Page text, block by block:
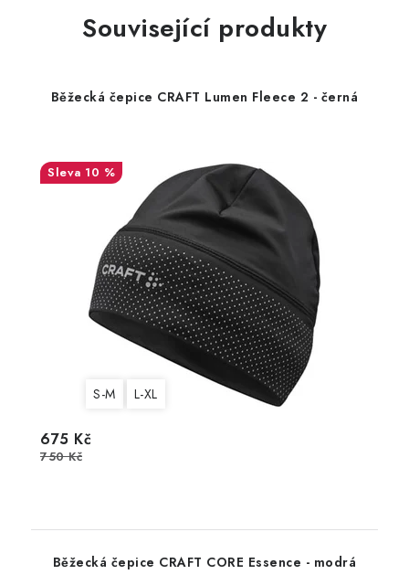
Související produkty
Běžecká čepice CRAFT Lumen Fleece 2 - černá
10 %
S-M L-XL
675 Kč
750 Kč
Běžecká čepice CRAFT CORE Essence - modrá